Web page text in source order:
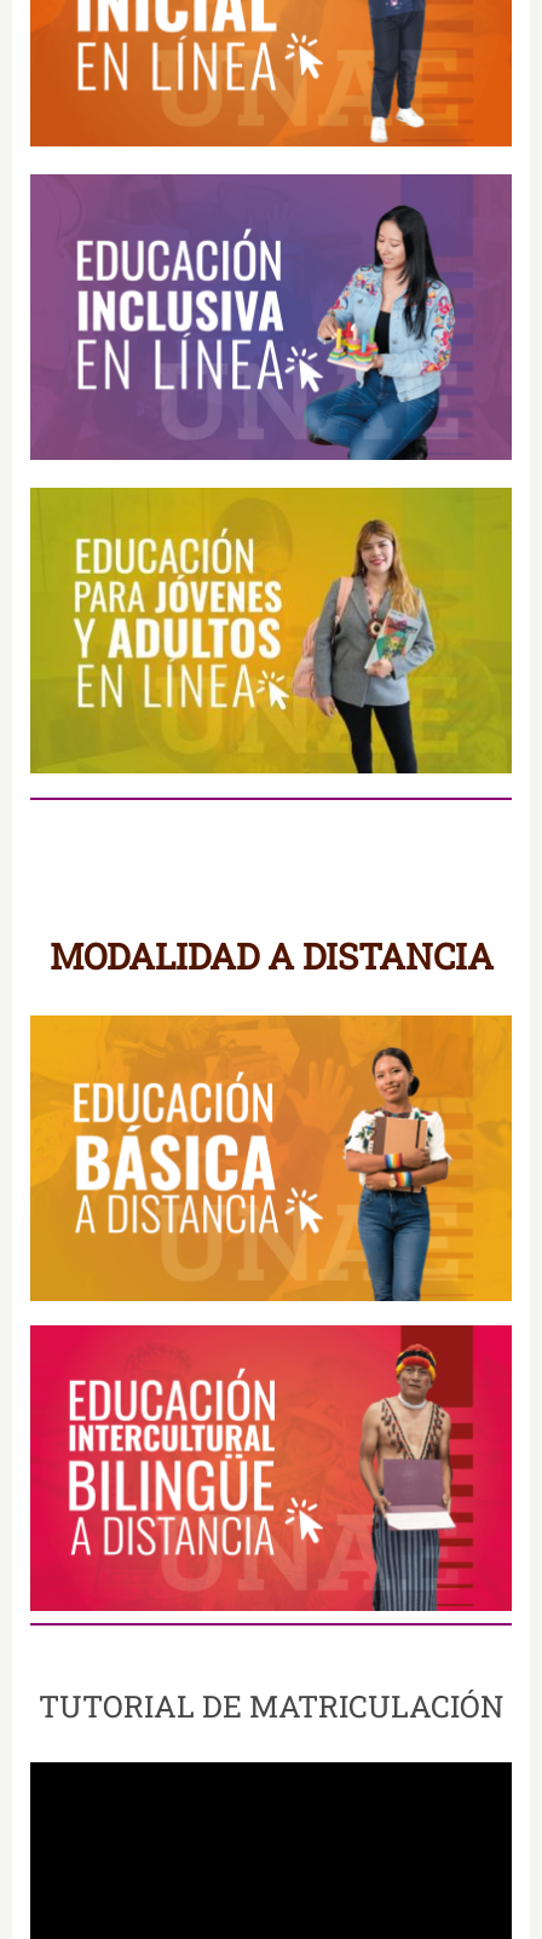
Educación Inicial – En Línea
Educación Inclusiva – En Línea
Educación para Jóvenes y Adultos
MODALIDAD A DISTANCIA
TUTORIAL DE MATRICULACIÓN